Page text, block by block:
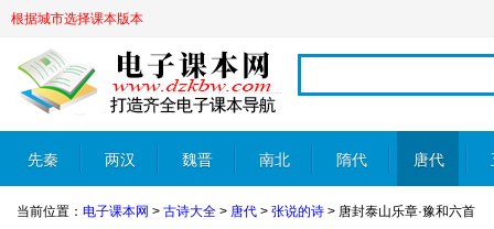
根据城市选择课本版本
先秦 两汉 魏晋 南北
朝
隋代 唐代
当前位置： 电子课本网 > 古诗大全 > 唐代 > 张说的诗 > 唐封泰山乐章·豫和六首